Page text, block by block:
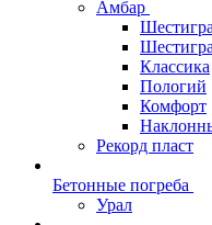
Амбар
Классика
Пологий
Комфорт
Рекорд пласт
Бетонные погреба
Урал